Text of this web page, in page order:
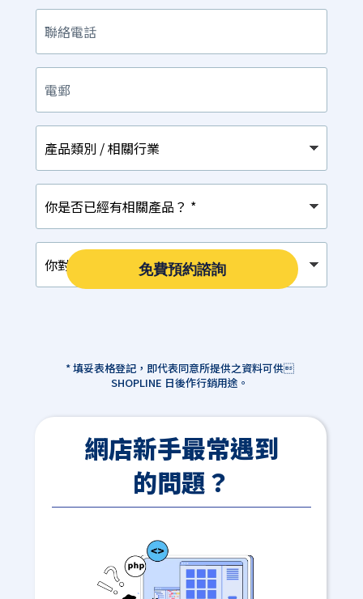
聯
絡
電
話
電
郵
產
品
類
別
/
相
關
行
業
你
是
否
已
經
有
相
你
對
以
下
免費預約諮詢
* 填妥表格登記，即代表同意所提供之資料可供
SHOPLINE 日後作行銷用途。
網店新手最常遇到
的問題？